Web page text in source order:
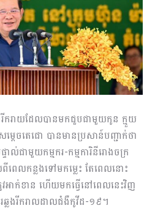
ករាយដែលបានមកជួបជាមួយកូន ក្មួយ
ម្តេចតេជោ បានមានប្រសាន៍បញ្ជាក់ថា
ល់ជាមួយកម្មករ-កម្មការិនីរោងចក្រ
ពេលកន្លងទៅមកម្លេះ តែពេលនោះ
អាក់ខាន ហើយមកធ្វើនៅពេលនេះវិញ
ឆ្លងរីករាលដាលជំងឺកូវីដ-១៩។